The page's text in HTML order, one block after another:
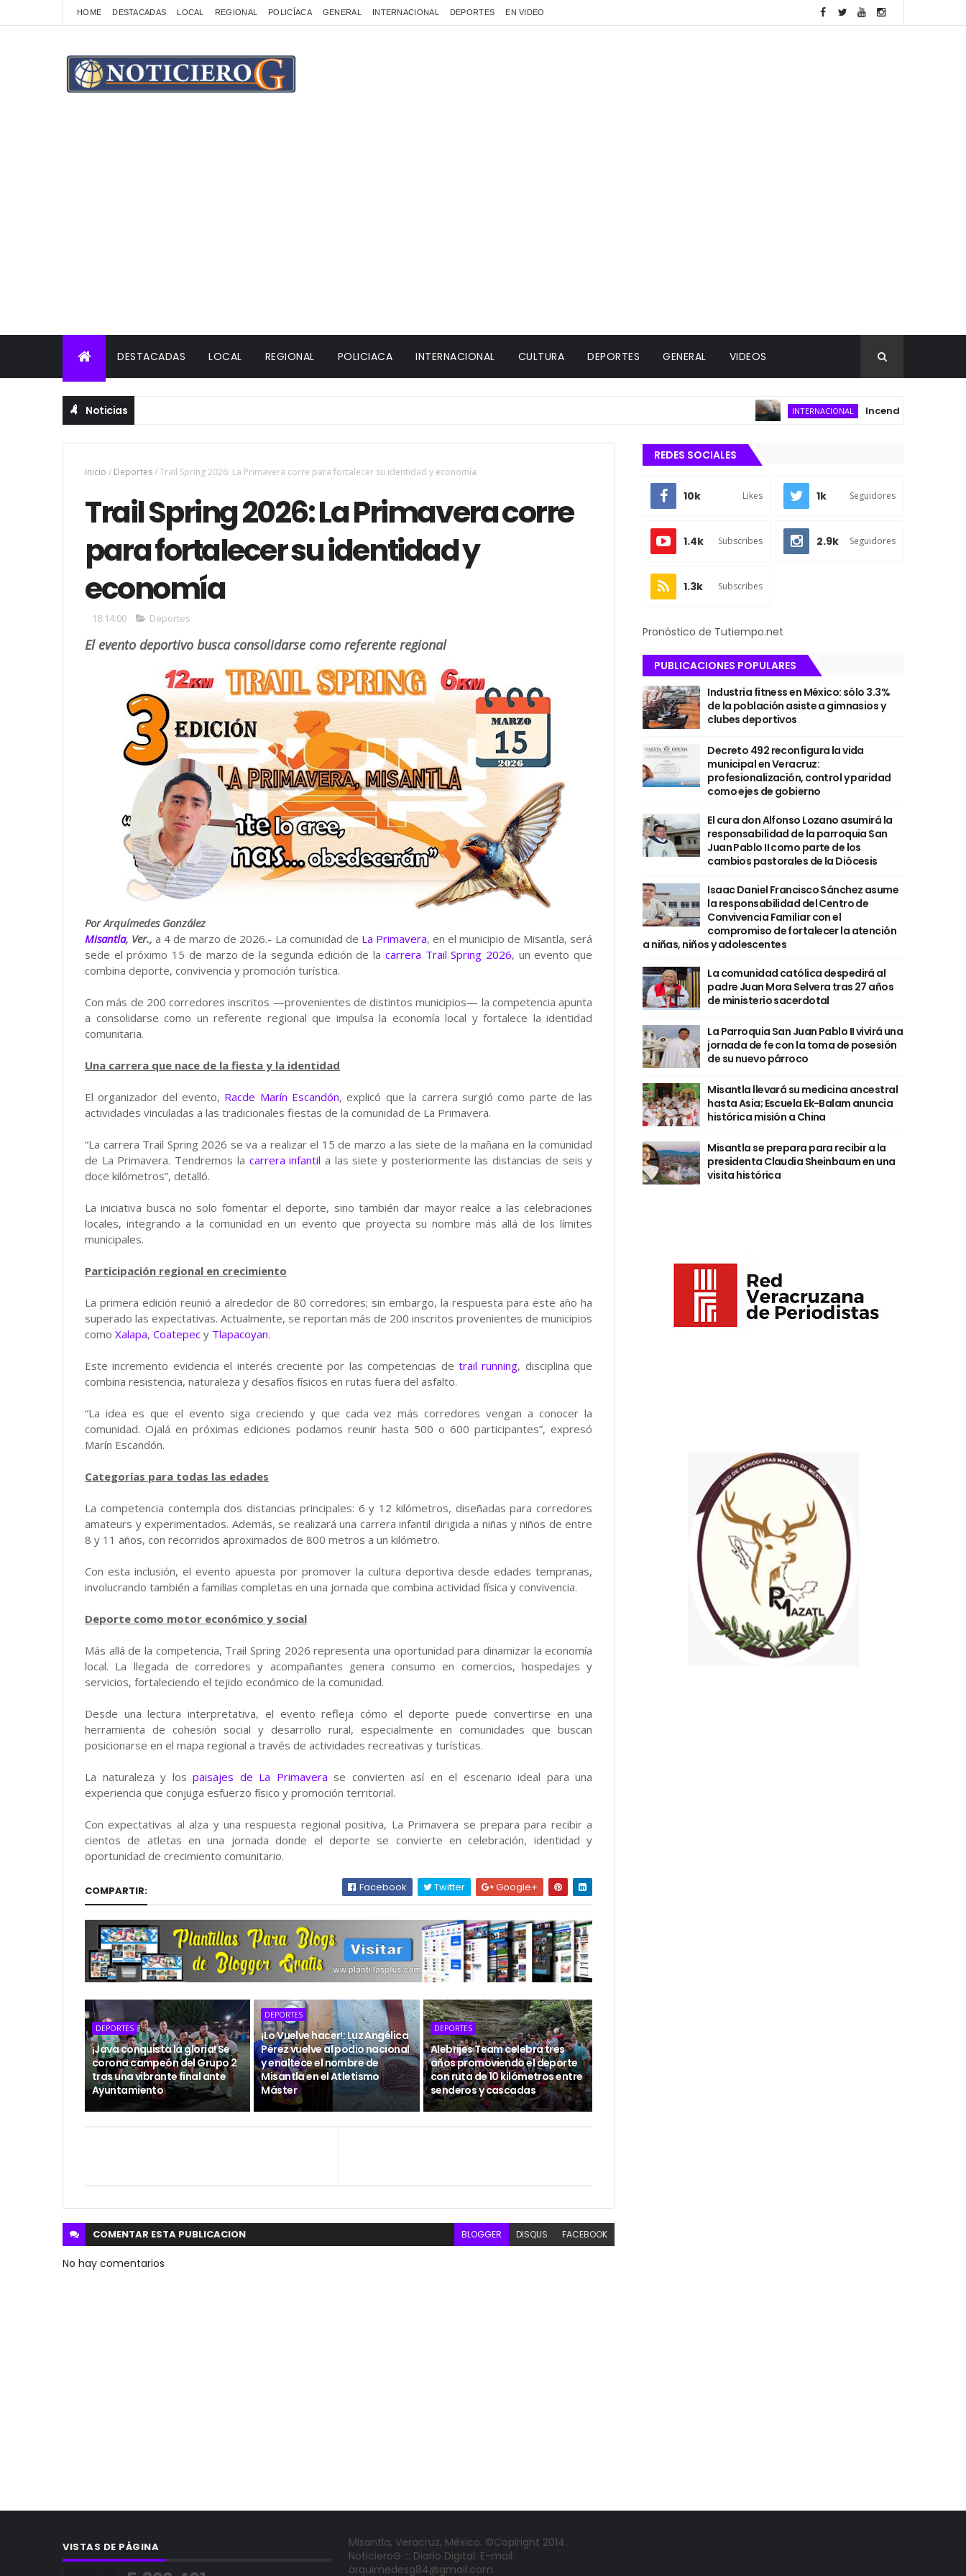
HOME DESTACADAS LOCAL REGIONAL POLICÍACA GENERAL INTERNACIONAL DEPORTES EN VIDEO
DESTACADAS LOCAL REGIONAL POLICIACA INTERNACIONAL CULTURA DEPORTES GENERAL VIDEOS
Noticias INTERNACIONAL Incendio forestal
Inicio / Deportes/Trail Spring 2026: La Primavera corre para fortalecer su identidad y economía
Trail Spring 2026: La Primavera corre
para fortalecer su identidad y
economía
18:14:00 Deportes
El evento deportivo busca consolidarse como referente regional
Por Arquímedes González
Misantla, Ver., a 4 de marzo de 2026.- La comunidad de La Primavera, en el municipio de Misantla, será
sede el próximo 15 de marzo de la segunda edición de la carrera Trail Spring 2026, un evento que
combina deporte, convivencia y promoción turística.
Con más de 200 corredores inscritos —provenientes de distintos municipios— la competencia apunta
a consolidarse como un referente regional que impulsa la economía local y fortalece la identidad
comunitaria.
Una carrera que nace de la fiesta y la identidad
El organizador del evento, Racde Marín Escandón, explicó que la carrera surgió como parte de las
actividades vinculadas a las tradicionales fiestas de la comunidad de La Primavera.
“La carrera Trail Spring 2026 se va a realizar el 15 de marzo a las siete de la mañana en la comunidad
de La Primavera. Tendremos la carrera infantil a las siete y posteriormente las distancias de seis y
doce kilómetros”, detalló.
La iniciativa busca no solo fomentar el deporte, sino también dar mayor realce a las celebraciones
locales, integrando a la comunidad en un evento que proyecta su nombre más allá de los límites
municipales.
Participación regional en crecimiento
La primera edición reunió a alrededor de 80 corredores; sin embargo, la respuesta para este año ha
superado las expectativas. Actualmente, se reportan más de 200 inscritos provenientes de municipios
como Xalapa, Coatepec y Tlapacoyan.
Este incremento evidencia el interés creciente por las competencias detrail running, disciplina que
combina resistencia, naturaleza y desafíos físicos en rutas fuera del asfalto.
“La idea es que el evento siga creciendo y que cada vez más corredores vengan a conocer la
comunidad. Ojalá en próximas ediciones podamos reunir hasta 500 o 600 participantes”, expresó
Marín Escandón.
Categorías para todas las edades
La competencia contempla dos distancias principales: 6 y 12 kilómetros, diseñadas para corredores
amateurs y experimentados. Además, se realizará una carrera infantil dirigida a niñas y niños de entre
8 y 11 años, con recorridos aproximados de 800 metros a un kilómetro.
Con esta inclusión, el evento apuesta por promover la cultura deportiva desde edades tempranas,
involucrando también a familias completas en una jornada que combina actividad física y convivencia.
Deporte como motor económico y social
Más allá de la competencia, Trail Spring 2026 representa una oportunidad para dinamizar la economía
local. La llegada de corredores y acompañantes genera consumo en comercios, hospedajes y
servicios, fortaleciendo el tejido económico de la comunidad.
Desde una lectura interpretativa, el evento refleja cómo el deporte puede convertirse en una
herramienta de cohesión social y desarrollo rural, especialmente en comunidades que buscan
posicionarse en el mapa regional a través de actividades recreativas y turísticas.
La naturaleza y lospaisajes de La Primavera se convierten así en el escenario ideal para una
experiencia que conjuga esfuerzo físico y promoción territorial.
Con expectativas al alza y una respuesta regional positiva, La Primavera se prepara para recibir a
cientos de atletas en una jornada donde el deporte se convierte en celebración, identidad y
oportunidad de crecimiento comunitario.
COMPARTIR: Facebook Twitter Google+
DEPORTES
¡Java conquista la gloria! Se
corona campeón del Grupo 2
tras una vibrante final ante
Ayuntamiento
DEPORTES
¡Lo Vuelve hacer!: Luz Angélica
Pérez vuelve al podio nacional
y enaltece el nombre de
Misantla en el Atletismo
Máster
DEPORTES
Alebrijes Team celebra tres
años promoviendo el deporte
con ruta de 10 kilómetros entre
senderos y cascadas
COMENTAR ESTA PUBLICACION BLOGGER DISQUS FACEBOOK
No hay comentarios
REDES SOCIALES
10k Likes 1k Seguidores
1.4k Subscribes 2.9k Seguidores
1.3k Subscribes
Pronóstico de Tutiempo.net
PUBLICACIONES POPULARES
Industria fitness en México: sólo 3.3%
de la población asiste a gimnasios y
clubes deportivos
Decreto 492 reconfigura la vida
municipal en Veracruz:
profesionalización, control y paridad
como ejes de gobierno
El cura don Alfonso Lozano asumirá la
responsabilidad de la parroquia San
Juan Pablo II como parte de los
cambios pastorales de la Diócesis
Isaac Daniel Francisco Sánchez asume
la responsabilidad del Centro de
Convivencia Familiar con el
compromiso de fortalecer la atención
a niñas, niños y adolescentes
La comunidad católica despedirá al
padre Juan Mora Selvera tras 27 años
de ministerio sacerdotal
La Parroquia San Juan Pablo II vivirá una
jornada de fe con la toma de posesión
de su nuevo párroco
Misantla llevará su medicina ancestral
hasta Asia; Escuela Ek-Balam anuncia
histórica misión a China
Misantla se prepara para recibir a la
presidenta Claudia Sheinbaum en una
visita histórica
VISTAS DE PÁGINA
Misantla, Veracruz, México. ©Copiright 2014.
NoticieroG ::: Diario Digital. E-mail:
arquimedesg84@gmail.com